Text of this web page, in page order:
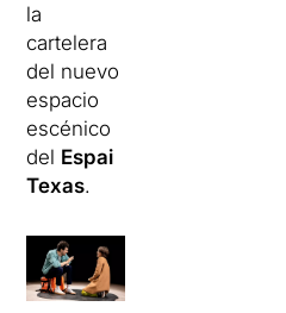
la
cartelera
del nuevo
espacio
escénico
del Espai
Texas.